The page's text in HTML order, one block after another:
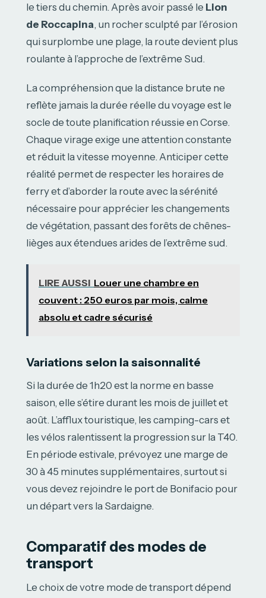
le tiers du chemin. Après avoir passé le Lion
de Roccapina, un rocher sculpté par l’érosion
qui surplombe une plage, la route devient plus
roulante à l’approche de l’extrême Sud.
La compréhension que la distance brute ne
reflète jamais la durée réelle du voyage est le
socle de toute planification réussie en Corse.
Chaque virage exige une attention constante
et réduit la vitesse moyenne. Anticiper cette
réalité permet de respecter les horaires de
ferry et d’aborder la route avec la sérénité
nécessaire pour apprécier les changements
de végétation, passant des forêts de chênes-
lièges aux étendues arides de l’extrême sud.
LIRE AUSSI Louer une chambre en
couvent : 250 euros par mois, calme
absolu et cadre sécurisé
Variations selon la saisonnalité
Si la durée de 1h20 est la norme en basse
saison, elle s’étire durant les mois de juillet et
août. L’afflux touristique, les camping-cars et
les vélos ralentissent la progression sur la T40.
En période estivale, prévoyez une marge de
30 à 45 minutes supplémentaires, surtout si
vous devez rejoindre le port de Bonifacio pour
un départ vers la Sardaigne.
Comparatif des modes de
transport
Le choix de votre mode de transport dépend